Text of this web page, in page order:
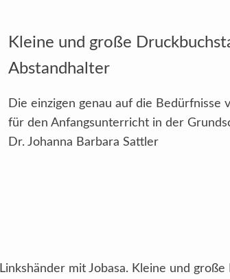
Kleine und große
Abstandhalter
Die einzigen genau auf die Bedürfnisse
für den Anfangsunterricht in der
Dr. Johanna Barbara Sattler
mit Jobasa. Kleine und